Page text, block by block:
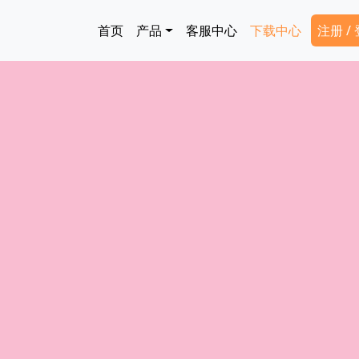
Main navigation
首页 产品 客服中心 下载中心 注册 /